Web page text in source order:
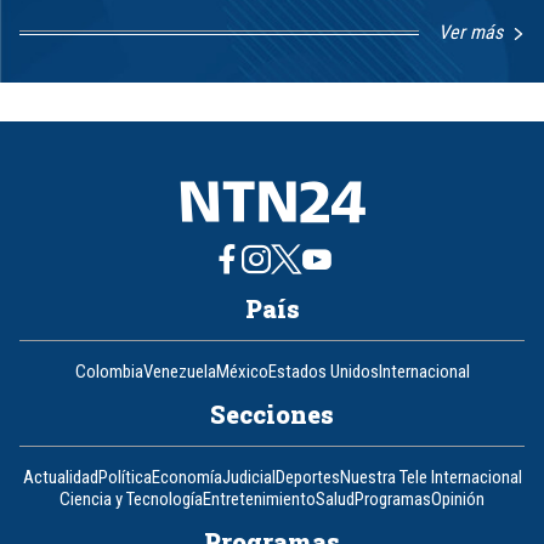
Ver más
1
8
País
ColombiaVenezuelaMéxicoEstados UnidosInternacional
Secciones
ActualidadPolíticaEconomíaJudicialDeportesNuestra Tele Internacional
Ciencia y TecnologíaEntretenimientoSaludProgramasOpinión